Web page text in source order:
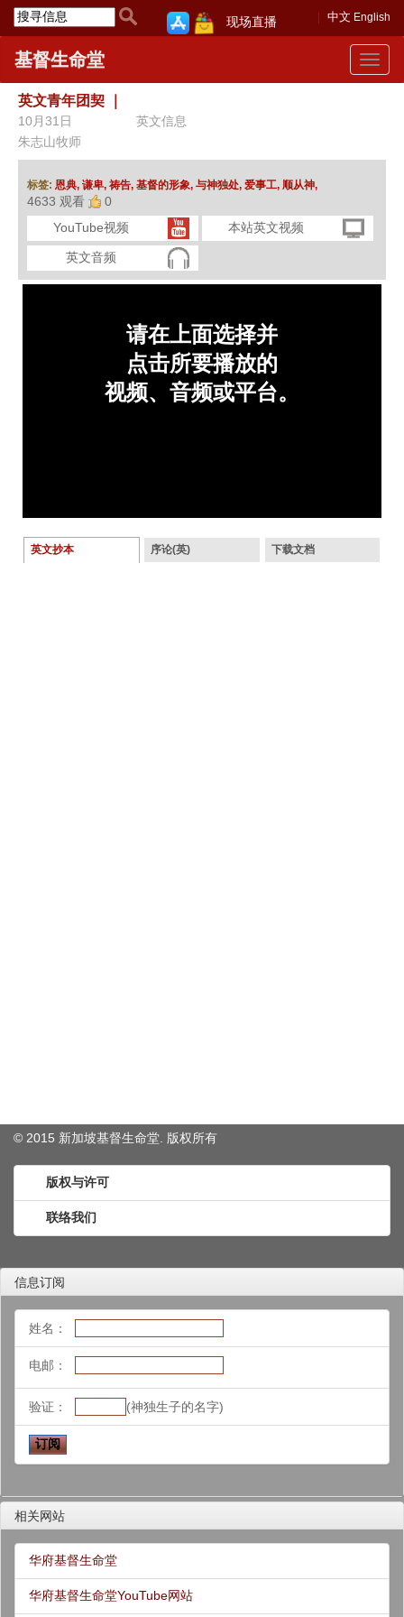
中文 English
现场直播
Toggle
基督生命堂
英文青年团契
10月31日
英文信息
朱志山牧师
标签: 恩典, 谦卑, 祷告, 基督的形象, 与神独处, 爱事工, 顺从神,
4633 观看
0
YouTube视频
本站英文视频
英文音频
英文抄本 序论(英) 下载文档
© 2015 新加坡基督生命堂. 版权所有
版权与许可
联络我们
信息订阅
姓名：
电邮：
验证： (神独生子的名字)
相关网站
华府基督生命堂
华府基督生命堂YouTube网站